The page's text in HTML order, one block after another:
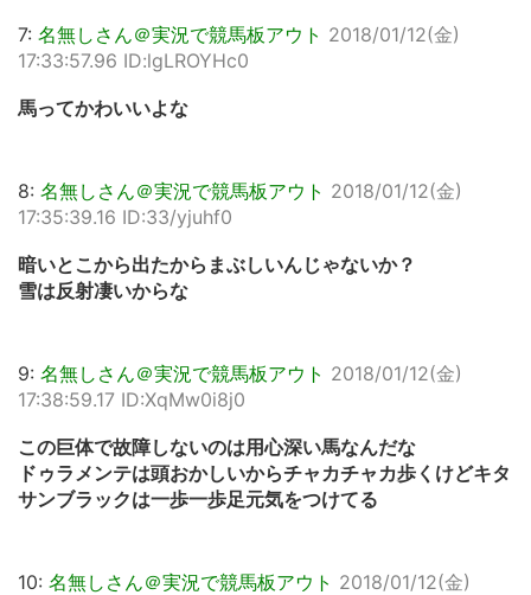
7: 名無しさん＠実況で競馬板アウト 2018/01/12(金)
17:33:57.96 ID:lgLROYHc0
馬ってかわいいよな
8: 名無しさん＠実況で競馬板アウト 2018/01/12(金)
17:35:39.16 ID:33/yjuhf0
暗いとこから出たからまぶしいんじゃないか？
雪は反射凄いからな
9: 名無しさん＠実況で競馬板アウト 2018/01/12(金)
17:38:59.17 ID:XqMw0i8j0
この巨体で故障しないのは用心深い馬なんだな
ドゥラメンテは頭おかしいからチャカチャカ歩くけどキタ
サンブラックは一歩一歩足元気をつけてる
10: 名無しさん＠実況で競馬板アウト 2018/01/12(金)